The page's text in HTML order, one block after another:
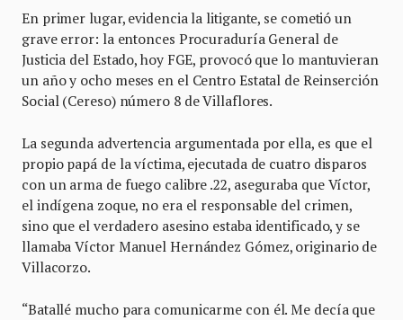
En primer lugar, evidencia la litigante, se cometió un
grave error: la entonces Procuraduría General de
Justicia del Estado, hoy FGE, provocó que lo mantuvieran
un año y ocho meses en el Centro Estatal de Reinserción
Social (Cereso) número 8 de Villaflores.
La segunda advertencia argumentada por ella, es que el
propio papá de la víctima, ejecutada de cuatro disparos
con un arma de fuego calibre .22, aseguraba que Víctor,
el indígena zoque, no era el responsable del crimen,
sino que el verdadero asesino estaba identificado, y se
llamaba Víctor Manuel Hernández Gómez, originario de
Villacorzo.
“Batallé mucho para comunicarme con él. Me decía que